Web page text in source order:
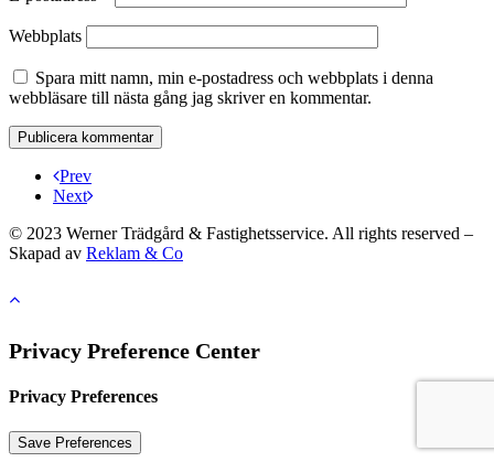
Webbplats
Spara mitt namn, min e-postadress och webbplats i denna
webbläsare till nästa gång jag skriver en kommentar.
Prev
Next
© 2023 Werner Trädgård & Fastighetsservice. All rights reserved –
Skapad av Reklam & Co
Privacy Preference Center
Privacy Preferences